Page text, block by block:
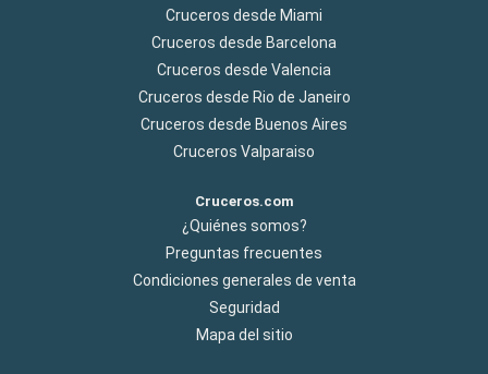
Cruceros desde Miami
Cruceros desde Barcelona
Cruceros desde Valencia
Cruceros desde Rio de Janeiro
Cruceros desde Buenos Aires
Cruceros Valparaiso
Cruceros.com
¿Quiénes somos?
Preguntas frecuentes
Condiciones generales de venta
Seguridad
Mapa del sitio